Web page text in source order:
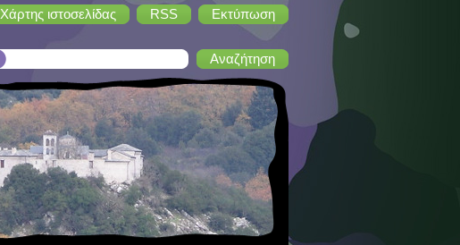
Χάρτης ιστοσελίδας RSS Εκτύπωση